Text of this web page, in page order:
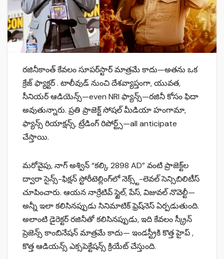
రజినీకాంత్ కేవలం సూపర్‌స్టార్ మాత్రమే కాదు—అతను ఒక
క్రేజ్ ఫ్యాక్టర్ . టాలీవుడ్ నుంచి దేశవ్యాప్తంగా, యువత,
సీనియర్ ఆడియెన్స్—even NRI ఫ్యాన్స్—రజినీ కోసం ఫిదా
అవుతున్నారు. ప్రతి ప్రాజెక్ట్ సోషల్ మీడియా హంగామా,
ఫ్యాన్స్ రియాక్షన్స్, ట్రేడింగ్ రిపోర్ట్స్—all anticipate
చేస్తాయి.
మరోవైపు, నాగ్ అశ్విన్ “కల్కి 2898 AD” వంటి ప్రాజెక్ట్‌ల
ద్వారా సైన్స్-ఫిక్షన్ స్టోరీటెల్లింగ్‌లో నెక్స్ట్-లెవల్ సెన్సిబిలిటీస్
చూపించారు. ఆయన నార్రేటివ్ స్టైల్, పేస్, విజువల్ నొవెల్టీ—
అన్నీ ఇలా కలిసినప్పుడు సినిమాటిక్ ఫ్రెష్‌నెస్ ఏర్పడుతుంది.
అలాంటి డైరెక్టర్ రజినీతో కలిసినప్పుడు, ఇది కేవలం స్క్రీన్
ప్రెజెన్స్ కాంబినేషన్ మాత్రమే కాదు— ఇండస్ట్రీకి కొత్త హైప్ ,
కొత్త ఆడియన్స్ ఎక్సపెక్టేషన్స్ క్రియేట్ చేస్తుంది.